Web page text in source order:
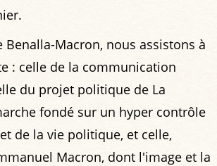
Benalla-Macron, nous assistons à
: celle de la communication
du projet politique de La
fondé sur un hyper contrôle
de la vie politique, et celle,
Macron, dont l'image et la